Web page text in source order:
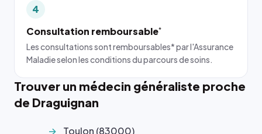
4
Consultation remboursable*
Les consultations sont remboursables* par l'Assurance
Maladie selon les conditions du parcours de soins.
Trouver un médecin généraliste proche
de Draguignan
Toulon (83000)